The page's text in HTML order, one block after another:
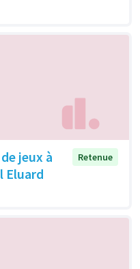
jeux à
Eluard
Retenue